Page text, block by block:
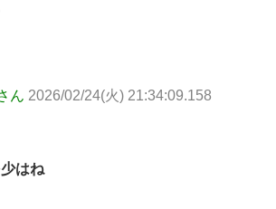
ん 2026/02/24(火) 21:34:09.158
はね